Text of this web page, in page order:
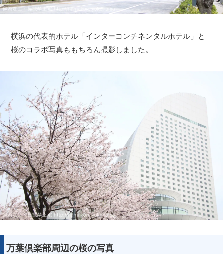
横浜の代表的ホテル「インターコンチネンタルホテル」と
桜のコラボ写真ももちろん撮影しました。
万葉倶楽部周辺の桜の写真